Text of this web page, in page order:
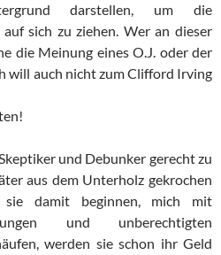
darstellen, um die
sich zu ziehen. Wer an dieser
die Meinung eines O.J. oder der
will auch nicht zum Clifford Irving
und Debunker gerecht zu
aus dem Unterholz gekrochen
sie damit beginnen, mich mit
und unberechtigten
werden sie schon ihr Geld